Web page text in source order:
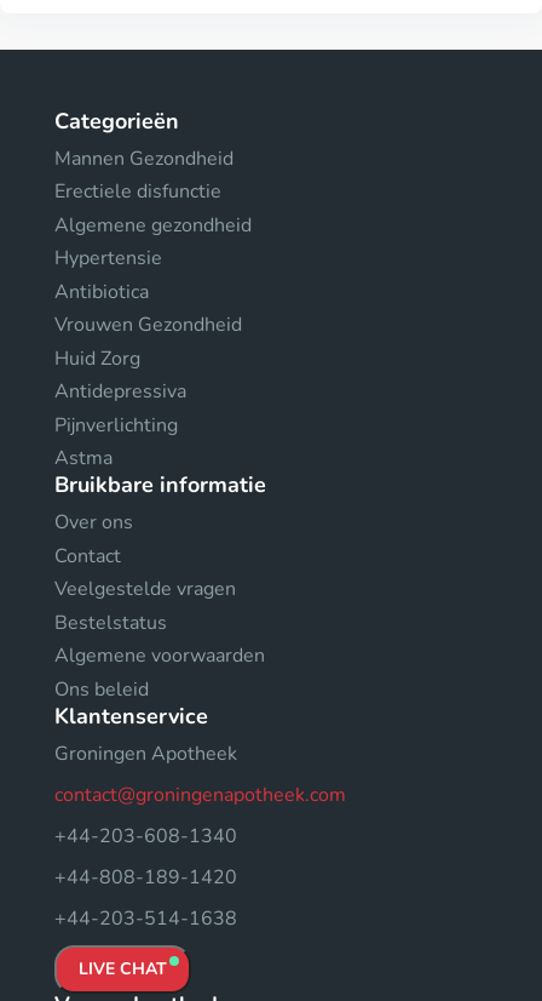
Categorieën
Mannen Gezondheid
Erectiele disfunctie
Algemene gezondheid
Hypertensie
Antibiotica
Vrouwen Gezondheid
Huid Zorg
Antidepressiva
Pijnverlichting
Astma
Bruikbare informatie
Over ons
Contact
Veelgestelde vragen
Bestelstatus
Algemene voorwaarden
Ons beleid
Klantenservice
Groningen Apotheek
contact@groningenapotheek.com
+44-203-608-1340
+44-808-189-1420
+44-203-514-1638
LIVE CHAT